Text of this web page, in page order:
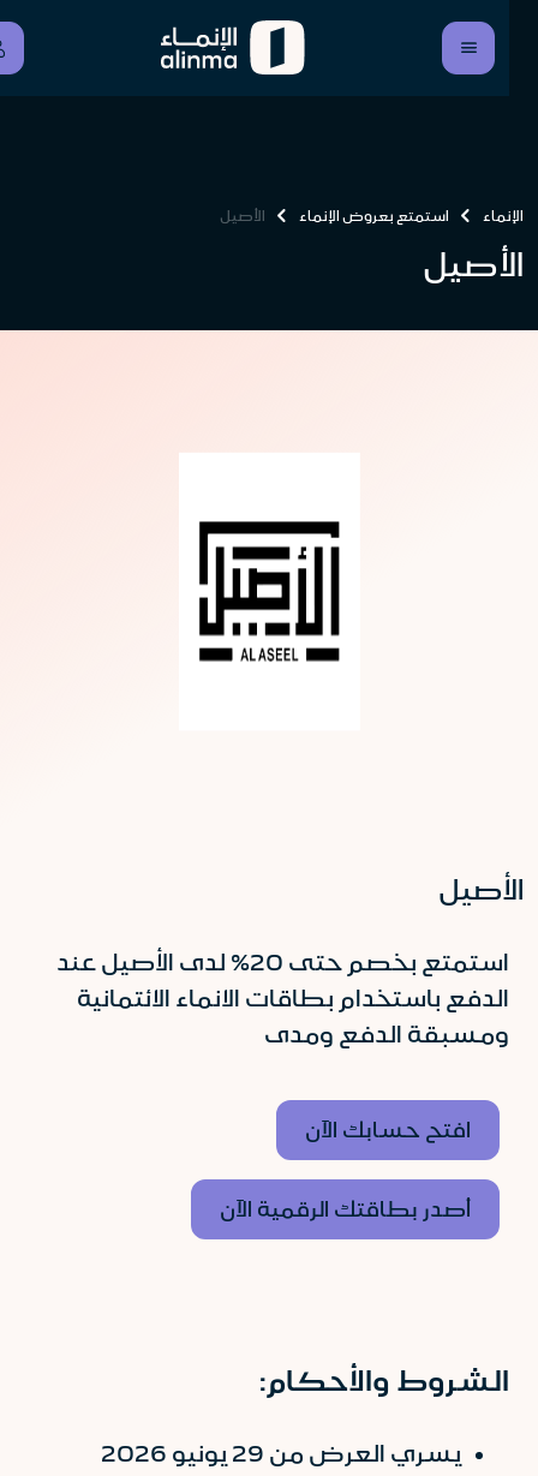
الإنماء استمتع بعروض الإنماء الأصيل
الأصيل
الأصيل
استمتع بخصم حتى 20% لدى الأصيل عند
الدفع باستخدام بطاقات الانماء الائتمانية
ومسبقة الدفع ومدى
افتح حسابك الآن
أصدر بطاقتك الرقمية الآن
الشروط والأحكام:
يسري العرض من 29 يونيو 2026